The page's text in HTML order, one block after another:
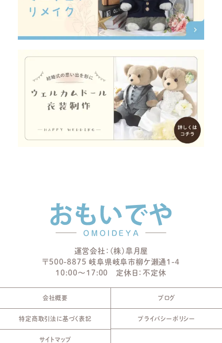
運営会社：(株)皐月屋
〒500-8875 岐阜県岐阜市柳ケ瀬通1-4
10:00～17:00 定休日：不定休
会社概要 ブログ
特定商取引法に基づく表記 プライバシーポリシー
サイトマップ